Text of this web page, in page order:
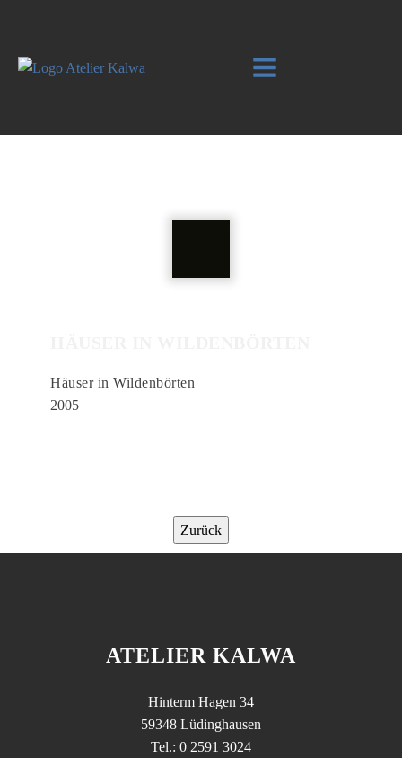
Häuser in Wildenbörten
2005
Zurück
ATELIER KALWA
Hinterm Hagen 34
59348 Lüdinghausen
Tel.: 0 2591 3024